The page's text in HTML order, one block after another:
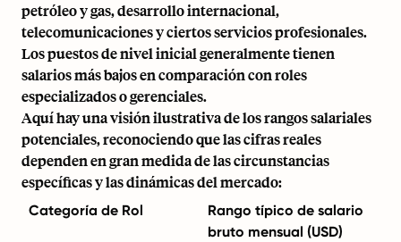
petróleo y gas, desarrollo internacional,
telecomunicaciones y ciertos servicios profesionales.
Los puestos de nivel inicial generalmente tienen
salarios más bajos en comparación con roles
especializados o gerenciales.
Aquí hay una visión ilustrativa de los rangos salariales
potenciales, reconociendo que las cifras reales
dependen en gran medida de las circunstancias
específicas y las dinámicas del mercado:
Categoría de Rol
Rango típico de salario
bruto mensual (USD)